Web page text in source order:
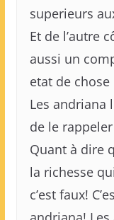
superieurs
Et de l’autre
aussi un
etat de chose
Les andriana
de le
Quant à dire
la richesse
c’est faux!